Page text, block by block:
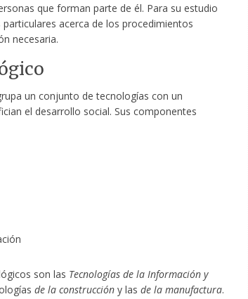
que forman parte de él. Para su estudio
acerca de los procedimientos
necesaria.
un conjunto de tecnologías con un
el desarrollo social. Sus componentes
son las Tecnologías de la Información y
de la construccióny las de la manufactura.